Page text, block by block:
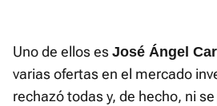
Uno de ellos es José Ángel
varias ofertas en el mercado
rechazó todas y, de hecho, ni